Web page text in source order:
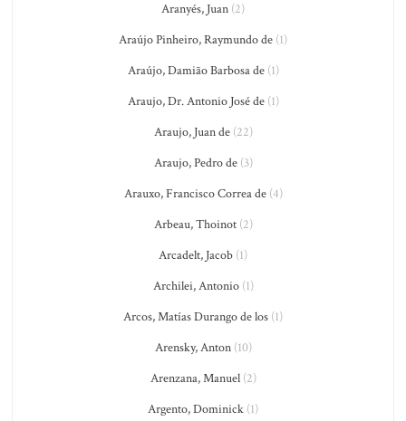
Aranyés, Juan (2)
Araújo Pinheiro, Raymundo de (1)
Araújo, Damião Barbosa de(1)
Araujo, Dr. Antonio José de(1)
Araujo, Juan de(22)
Araujo, Pedro de(3)
Arauxo, Francisco Correa de(4)
Arbeau, Thoinot(2)
Arcadelt, Jacob (1)
Archilei, Antonio(1)
Arcos, Matías Durango de los (1)
Arensky, Anton(10)
Arenzana, Manuel(2)
Argento, Dominick (1)